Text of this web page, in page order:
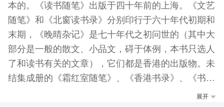
本的。《读书随笔》出版于四十年前的上海。《文艺
随笔》和《北窗读书录》分别印行于六十年代初期和
末期，《晚晴杂记》是七十年代之初问世的（其中大
部分是一般的散文、小品文，碍于体例，本书只选人
了和读书有关的文章），它们都是香港的出版物。未
结集成册的《霜红室随笔》、《香港书录》、《书鱼
闲话》和一些有关的译文，只是在香港的报刊上发表
展开